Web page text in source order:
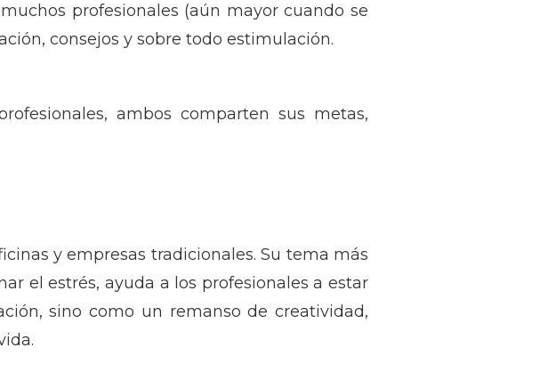
profesionales (aún mayor cuando se
consejos y sobre todo estimulación.
ambos comparten sus metas,
y empresas tradicionales. Su tema más
el estrés, ayuda a los profesionales a estar
sino como un remanso de creatividad,